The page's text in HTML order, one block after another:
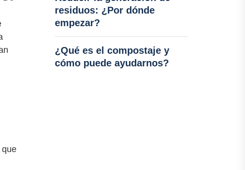
que
residuos: ¿Por dónde
empezar?
¿Qué es el compostaje y
cómo puede ayudarnos?